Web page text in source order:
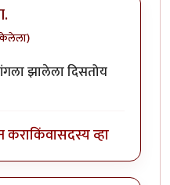
झालेला दिसतोय
कराकिंवासदस्य व्हा